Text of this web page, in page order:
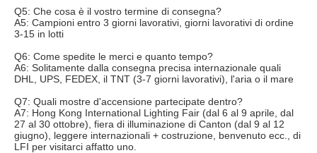
Q5: Che cosa è il vostro termine di consegna?
A5: Campioni entro 3 giorni lavorativi, giorni lavorativi di ordine
3-15 in lotti
Q6: Come spedite le merci e quanto tempo?
A6: Solitamente dalla consegna precisa internazionale quali
DHL, UPS, FEDEX, il TNT (3-7 giorni lavorativi), l'aria o il mare
Q7: Quali mostre d'accensione partecipate dentro?
A7: Hong Kong International Lighting Fair (dal 6 al 9 aprile, dal
27 al 30 ottobre), fiera di illuminazione di Canton (dal 9 al 12
giugno), leggere internazionali + costruzione, benvenuto ecc., di
LFI per visitarci affatto uno.